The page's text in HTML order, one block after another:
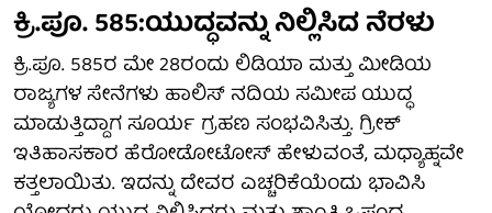
ಕ್ರಿ.ಪೂ. 585:ಯುದ್ಧವನ್ನು ನಿಲ್ಲಿಸಿದ ನೆರಳು
ಕ್ರಿ.ಪೂ. 585ರ ಮೇ 28ರಂದು ಲಿಡಿಯಾ ಮತ್ತು ಮೀಡಿಯ
ರಾಜ್ಯಗಳ ಸೇನೆಗಳು ಹಾಲಿಸ್ ನದಿಯ ಸಮೀಪ ಯುದ್ಧ
ಮಾಡುತ್ತಿದ್ದಾಗ ಸೂರ್ಯ ಗ್ರಹಣ ಸಂಭವಿಸಿತ್ತು. ಗ್ರೀಕ್
ಇತಿಹಾಸಕಾರ ಹೆರೋಡೋಟೋಸ್ ಹೇಳುವಂತೆ, ಮಧ್ಯಾಹ್ನವೇ
ಕತ್ತಲಾಯಿತು. ಇದನ್ನು ದೇವರ ಎಚ್ಚರಿಕೆಯೆಂದು ಭಾವಿಸಿ